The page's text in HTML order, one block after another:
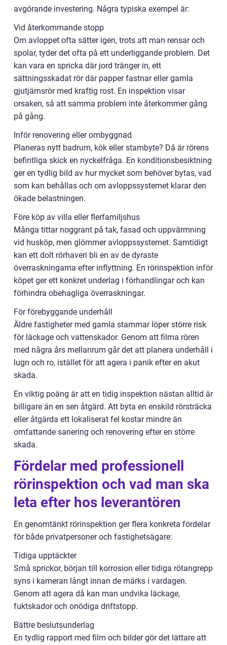
avgörande investering. Några typiska exempel är:
Vid återkommande stopp
Om avloppet ofta sätter igen, trots att man rensar och
spolar, tyder det ofta på ett underliggande problem. Det
kan vara en spricka där jord tränger in, ett
sättningsskadat rör där papper fastnar eller gamla
gjutjärnsrör med kraftig rost. En inspektion visar
orsaken, så att samma problem inte återkommer gång
på gång.
Inför renovering eller ombyggnad
Planeras nytt badrum, kök eller stambyte? Då är rörens
befintliga skick en nyckelfråga. En konditionsbesiktning
ger en tydlig bild av hur mycket som behöver bytas, vad
som kan behållas och om avloppssystemet klarar den
ökade belastningen.
Före köp av villa eller flerfamiljshus
Många tittar noggrant på tak, fasad och uppvärmning
vid husköp, men glömmer avloppssystemet. Samtidigt
kan ett dolt rörhaveri bli en av de dyraste
överraskningarna efter inflyttning. En rörinspektion inför
köpet ger ett konkret underlag i förhandlingar och kan
förhindra obehagliga överraskningar.
För förebyggande underhåll
Äldre fastigheter med gamla stammar löper större risk
för läckage och vattenskador. Genom att filma rören
med några års mellanrum går det att planera underhåll i
lugn och ro, istället för att agera i panik efter en akut
skada.
En viktig poäng är att en tidig inspektion nästan alltid är
billigare än en sen åtgärd. Att byta en enskild rörsträcka
eller åtgärda ett lokaliserat fel kostar mindre än
omfattande sanering och renovering efter en större
skada.
Fördelar med professionell
rörinspektion och vad man ska
leta efter hos leverantören
En genomtänkt rörinspektion ger flera konkreta fördelar
för både privatpersoner och fastighetsägare:
Tidiga upptäckter
Små sprickor, början till korrosion eller tidiga rötangrepp
syns i kameran långt innan de märks i vardagen.
Genom att agera då kan man undvika läckage,
fuktskador och onödiga driftstopp.
Bättre beslutsunderlag
En tydlig rapport med film och bilder gör det lättare att